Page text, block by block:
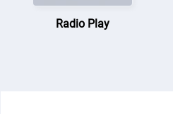
Radio Play